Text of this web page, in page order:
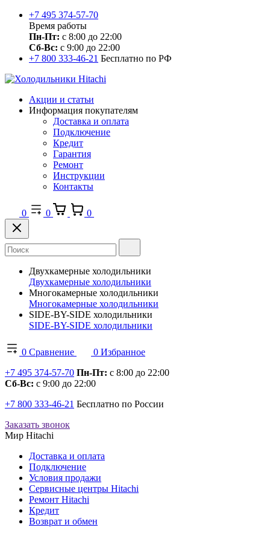
+7 495 374-57-70
Время работы
Пн-Пт: с 8:00 до 22:00
Сб-Вс: с 9:00 до 22:00
+7 800 333-46-21 Бесплатно по РФ
Акции и статьи
Информация покупателям
Доставка и оплата
Подключение
Кредит
Гарантия
Ремонт
Инструкции
Контакты
0 0 0
Двухкамерные холодильники
Двухкамерные холодильники
Многокамерные холодильники
Многокамерные холодильники
SIDE-BY-SIDE холодильники
SIDE-BY-SIDE холодильники
0 Сравнение 0 Избранное
+7 495 374-57-70 Пн-Пт: с 8:00 до 22:00
Сб-Вс: с 9:00 до 22:00
+7 800 333-46-21 Бесплатно по России
Заказать звонок
Мир Hitachi
Доставка и оплата
Подключение
Условия продажи
Сервисные центры Hitachi
Ремонт Hitachi
Кредит
Возврат и обмен